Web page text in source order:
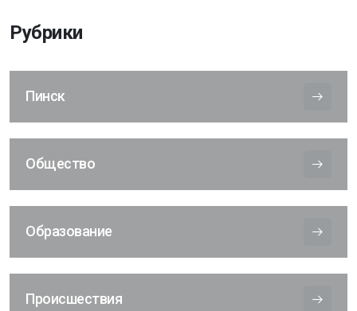
Рубрики
Пинск
Общество
Образование
Происшествия